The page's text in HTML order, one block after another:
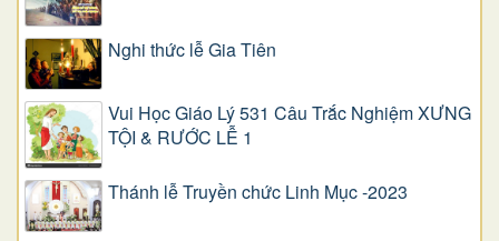
Nghi thức lễ Gia Tiên
Vui Học Giáo Lý 531 Câu Trắc Nghiệm XƯNG
TỘI & RƯỚC LỄ 1
Thánh lễ Truyền chức Linh Mục -2023